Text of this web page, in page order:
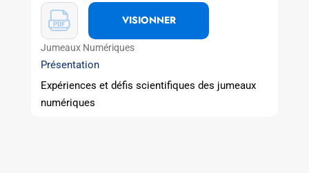
VISIONNER
Jumeaux Numériques
Présentation
Expériences et défis scientifiques des jumeaux
numériques